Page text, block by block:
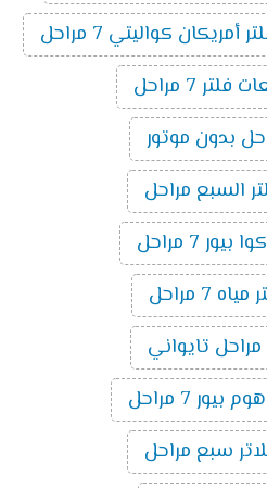
أمريكان كواليتي 7 مراحل
7 مراحل
السبع مراحل
7 مراحل
7 مراحل
تايواني
7 مراحل
سبع مراحل